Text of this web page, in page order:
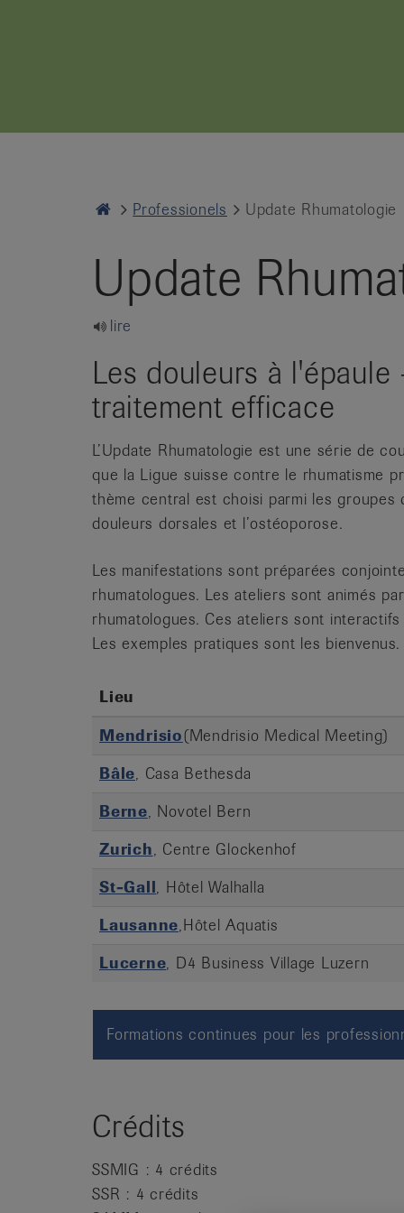
Home
Professionels Update Rhumatologie
Update
lire
Les douleurs à
traitement efficace
L’Update Rhumatologie est une série de
que la Ligue suisse contre le rhumatisme
thème central est choisi parmi les groupes
douleurs dorsales et l’ostéoporose.
Les manifestations sont préparées
rhumatologues. Les ateliers sont animés
rhumatologues. Ces ateliers sont
Les exemples pratiques sont les bienvenus.
Lieu
Mendrisio(Mendrisio Medical Meeting)
Bâle, Casa Bethesda
Berne, Novotel Bern
Zurich, Centre Glockenhof
St-Gall, Hôtel Walhalla
Lausanne,Hôtel Aquatis
Lucerne, D4 Business Village Luzern
Formations continues pour les
Crédits
SSMIG : 4 crédits
SSR : 4 crédits